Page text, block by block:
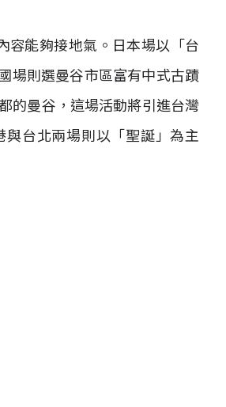
容能夠接地氣。日本場以「台
場則選曼谷市區富有中式古蹟
的曼谷，這場活動將引進台灣
台北兩場則以「聖誕」為主